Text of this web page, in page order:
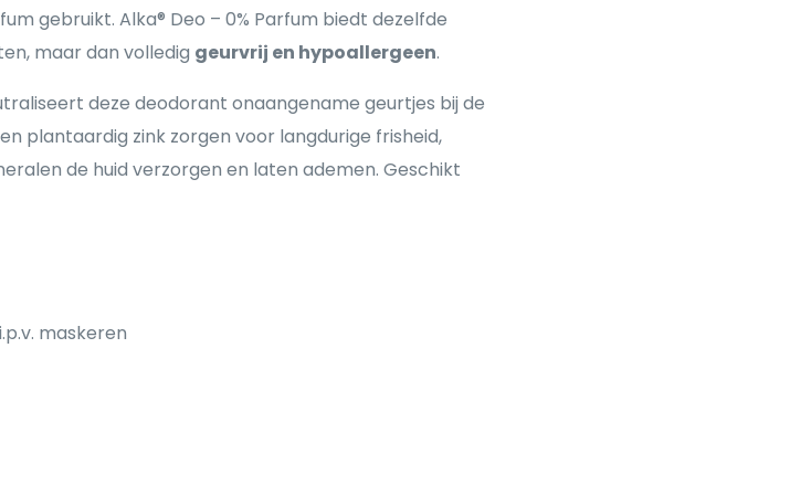
gebruikt. Alka® Deo – 0% Parfum biedt dezelfde
maar dan volledig geurvrij en hypoallergeen.
deze deodorant onaangename geurtjes bij de
plantaardig zink zorgen voor langdurige frisheid,
de huid verzorgen en laten ademen. Geschikt
maskeren